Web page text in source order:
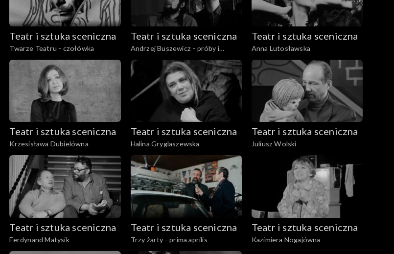
Teatr i sztuka sceniczna
Twarze Teatru - czołówka
Teatr i sztuka sceniczna
Andrzej Buszewicz - próby i
fragmenty spektaklu "Dziady"
Teatr i sztuka sceniczna
Anna Lutosławska
Teatr i sztuka sceniczna
Krzesisława Dubielówna
Teatr i sztuka sceniczna
Halina Gryglaszewska
Teatr i sztuka sceniczna
Juliusz Wolski
Teatr i sztuka sceniczna
Ferdynand Matysik
Teatr i sztuka sceniczna
Trzy żarty - prima aprilis
Teatr i sztuka sceniczna
Kazimiera Nogajówna